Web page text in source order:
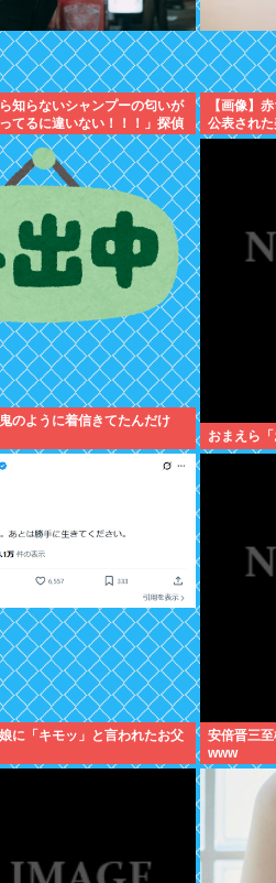
知らないシャンプーの匂いが
てるに違いない！！！」探偵
」⇒結果ｗｗ
【画像】
公表され
のように着信きてたんだけ
おまえら
に「キモッ」と言われたお父
安倍晋三
www